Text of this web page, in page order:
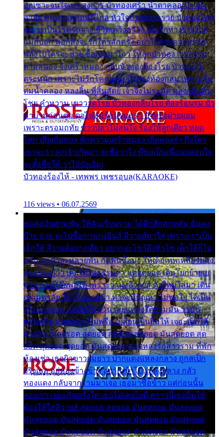
ออเซาะจนใจเบา สงสาร บัวทองเศร้า น้ำตาคลอเบ้า เฝ้า
อาลัย หนุ่มรูปหล่อหนีไกล หัวใจบัวทองระรวย บัวทองโศก
เพราะเป็นโรครักจาง ชีวิตเคว้งคว้าง เมื่อรักห่างร้างไกล
แม่ก็บอก พ่อก็สั่งจะรักใครสักครั้ง อย่าไปหวังความรวย
พลั้งไปใครจะช่วย ซื้อเปลมาไกว ให้ลูกบัวทอง เวรกรรม
ตามสนอง จึงเศร้าหมอง กลีบบัวทองต้องโรย บัวทองไม่
ตระหนัก เพราะไม่รักโคลนตม บัวทองท้องกลม เพราะลืม
ตมน้ำคลอง หลงลิ้น ที่สิ้นสัตย์ เจ้าจึงไม่ระมัด หลงกลิ่นลิ้น
โชย คำหวาน เขาวาดโรย บัวทองกลีบโรย ต้องร้อนรุม บัว
มาบานก่อนตูม ดุจไฟสุมร้อนรุมอุรา บัวทองผ่ายผอม
เพราะตรอมฤทัย ข้าวปลาไม่สนใจ ร้องไห้ลูกเดียว หยุด
โศก เสียเถิดทอง พักความเศร้าหมอง เถิดทองจ๋า ถึงใคร
เขาจะว่า ลูกเจ้าเกิดมา จะชื่อว่าไง พี่ขอเป็นเพื่อนปลอบใจ
จะตั้งชื่อให้ ว่าไอ้บังเอิญ
บัวทองร้องไห้ - เทพพร เพชรอุบล(KARAOKE)
116 views • 06.07.2569
พ่อส่งเงินสามพัน ให้ฉันเรียนราม ได้อีกสักสามพัน ฉันคง
บ๊าย บาย จะไปซื้อกางเกงยีนส์ ลีวายส์มาใส่ เพราะเราเป็น
เด็กใต้ ลีวายส์อย่างเดียว อยากจะโชว์ถึงหิวโซ เด็กใต้ก็ไม่
หวั่น ตกตัวละหลายพัน กัดฟันซื้อมา ให้เด็กเทพเหลียวมอง
และต้องรู้ว่า เด็กใต้ไม่ธรรมดา แต่สุดยอด เดินโยกย้ายเย
ยวน กวนโอ๊ยพอได้ เพราะว่านุ่งลีวายส์ ตัวใหม่ใส่มา เดิน
เข้ามหาลัย จิ๊กโก๊มองหน้า ท่าจะมีปัญหา ไม่พอใจ ได้เป็น
เรื่องแน่นอน แต่ฉันไม่หวั่น เลยแหลงใต้ถามมัน ว่ามัน
พรั่นพรือ มันตอบว่าไม่พรื่อ เปลี่ยนเป็นยิ้มให้ เจอะเด็กใต้
ด้วยกัน ก็เลยรอด สุดยอด สุดยอด สุดยอด มันสุดยอด สุด
ยอด สุดยอด สุดยอด มันสุดยอด แอบหลงรักสาวราม ที่พัก
ห้องเช่า เธอผิวขาวผมยาว ปากแดงแหลงกลาง ถูกสเป็ก
จริงเธอ อยู่ห้องข้างข้าง อยากเข้าไปแหลงกลาง กลัว
ทองแดง กลับจากรามมาเจอ เธอมาซื้อข้าว แต่ก่อนนั้น
สองเรา เจอะกันครั้งใด เธอไม่เคยไยดี คราวนี้เธอยิ้มให้
ต้องให้ใส่ลีวายส์ สุดยอด สุดยอด มันสุดยอด มันสุดยอด
มันสุดยอด มันสุดยอด มันสุดยอด มันสุดยอด มันสุดยอด
มันสุดยอด มันสุดยอด มันสุดยอด มันสุดยอด มันสุดยอด